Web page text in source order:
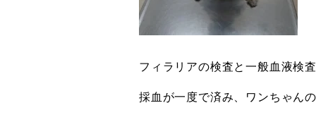
フィラリアの検査と一般血液検
採血が一度で済み、ワンちゃん